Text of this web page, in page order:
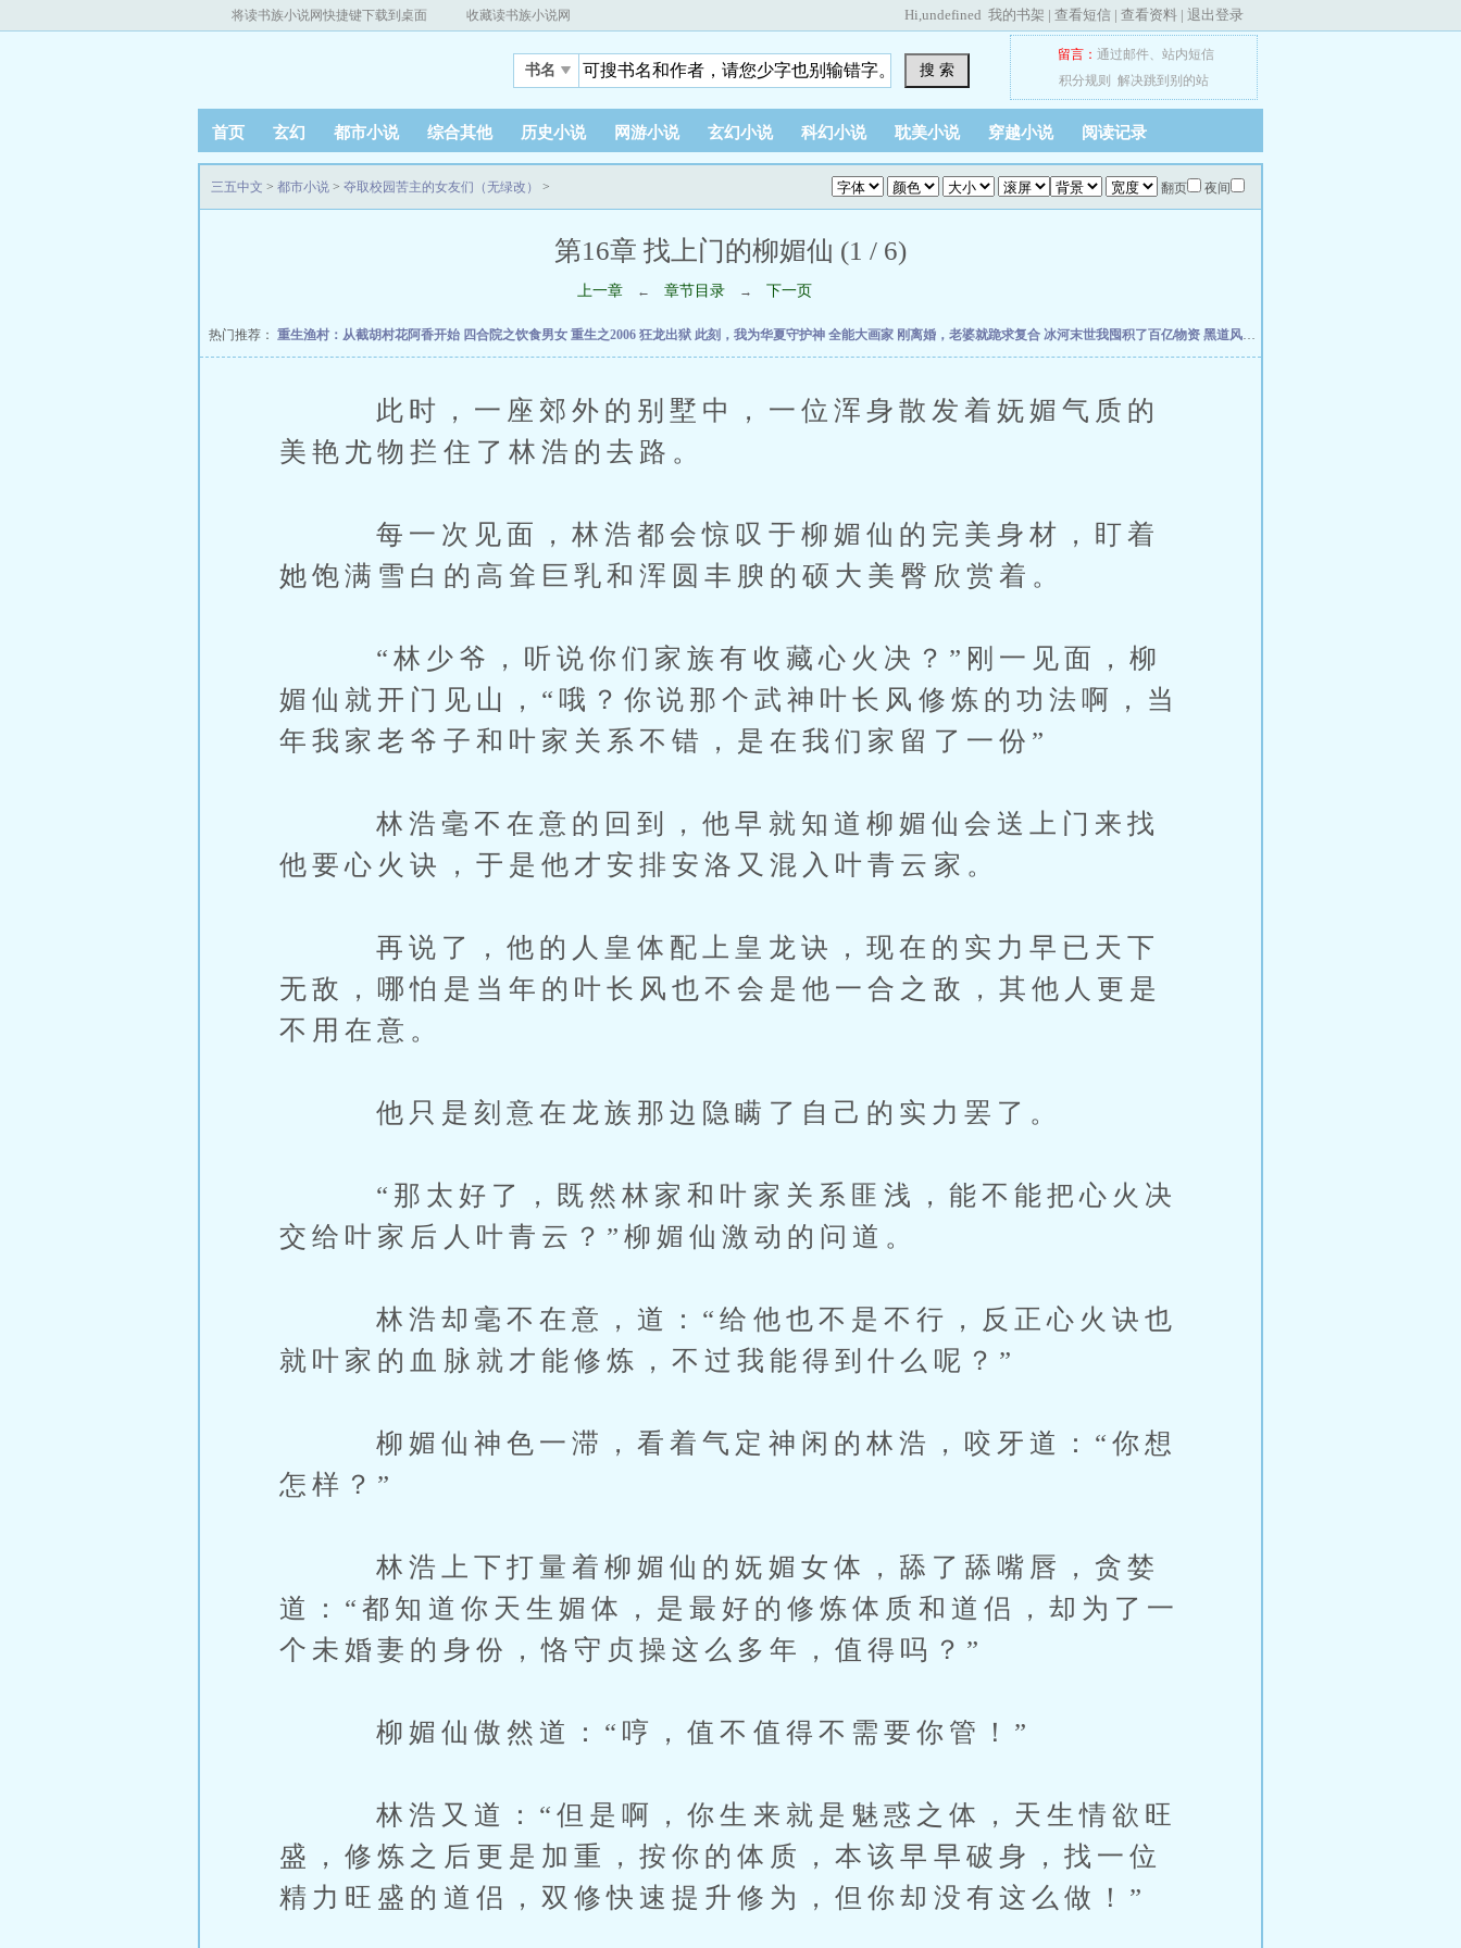
将读书族小说网快捷键下载到桌面 收藏读书族小说网 Hi,undefined 我的书架 | 查看短信 | 查看资料 | 退出登录
书名 搜 索
留言： 通过邮件、 站内短信
积分规则
解决跳到别的站
首页 玄幻 都市小说 综合其他 历史小说 网游小说 玄幻小说 科幻小说 耽美小说 穿越小说 阅读记录
翻页 夜间
三五中文 > 都市小说 > 夺取校园苦主的女友们（无绿改） >
第16章 找上门的柳媚仙 (1 / 6)
上一章 ← 章节目录 → 下一页
热门推荐： 重生渔村：从截胡村花阿香开始 四合院之饮食男女 重生之2006 狂龙出狱 此刻，我为华夏守护神 全能大画家 刚离婚，老婆就跪求复合 冰河末世我囤积了百亿物资 黑道风云江湖路
此时，一座郊外的别墅中，一位浑身散发着妩媚气质的
美艳尤物拦住了林浩的去路。
每一次见面，林浩都会惊叹于柳媚仙的完美身材，盯着
她饱满雪白的高耸巨乳和浑圆丰腴的硕大美臀欣赏着。
“林少爷，听说你们家族有收藏心火决？”刚一见面，柳
媚仙就开门见山，“哦？你说那个武神叶长风修炼的功法啊，当
年我家老爷子和叶家关系不错，是在我们家留了一份”
林浩毫不在意的回到，他早就知道柳媚仙会送上门来找
他要心火诀，于是他才安排安洛又混入叶青云家。
再说了，他的人皇体配上皇龙诀，现在的实力早已天下
无敌，哪怕是当年的叶长风也不会是他一合之敌，其他人更是
不用在意。
他只是刻意在龙族那边隐瞒了自己的实力罢了。
“那太好了，既然林家和叶家关系匪浅，能不能把心火决
交给叶家后人叶青云？”柳媚仙激动的问道。
林浩却毫不在意，道：“给他也不是不行，反正心火诀也
就叶家的血脉就才能修炼，不过我能得到什么呢？”
柳媚仙神色一滞，看着气定神闲的林浩，咬牙道：“你想
怎样？”
林浩上下打量着柳媚仙的妩媚女体，舔了舔嘴唇，贪婪
道：“都知道你天生媚体，是最好的修炼体质和道侣，却为了一
个未婚妻的身份，恪守贞操这么多年，值得吗？”
柳媚仙傲然道：“哼，值不值得不需要你管！”
林浩又道：“但是啊，你生来就是魅惑之体，天生情欲旺
盛，修炼之后更是加重，按你的体质，本该早早破身，找一位
精力旺盛的道侣，双修快速提升修为，但你却没有这么做！”